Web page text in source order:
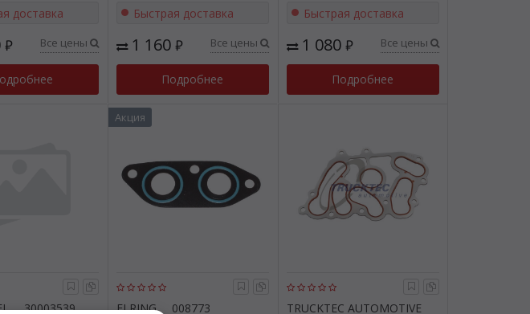
доставка
₽ Все цены
Быстрая доставка
1 160₽ Все цены
Подробнее
Быстрая доставка
1 080₽ Все цены
Подробнее
30003539 ELRING 008773
Акция
TRUCKTEC AUTOMOTIVE